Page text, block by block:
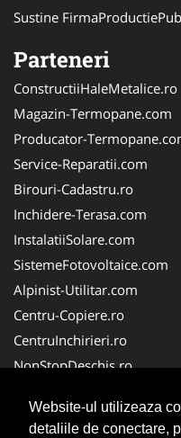
Website-ul utilizeaza
detaliile de conectare,
Sustine
Parteneri
ConstructiiHaleMetalice.ro
Magazin-Termopane.com
Producator-
Service-Reparatii.com
Birouri-Cadastru.ro
Inchidere-Terasa.com
InstalatiiSolare.com
SistemeFotovoltaice.com
Alpinist-Utilitar.com
Centru-Copiere.ro
CentruInchirieri.ro
NonStopDeschis.ro
© 2014-2026 -ANPC SOL